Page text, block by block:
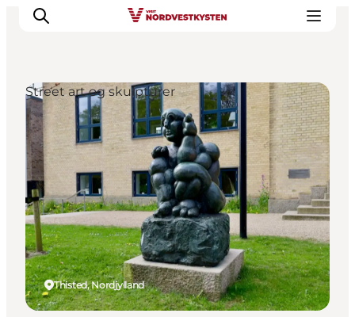
Feriesteder
Inspiration
Handicapvenlig ferie
Events
Overnatning
Planlæg din ferie
Thisted, Nordjylland
Street art og skulpturer